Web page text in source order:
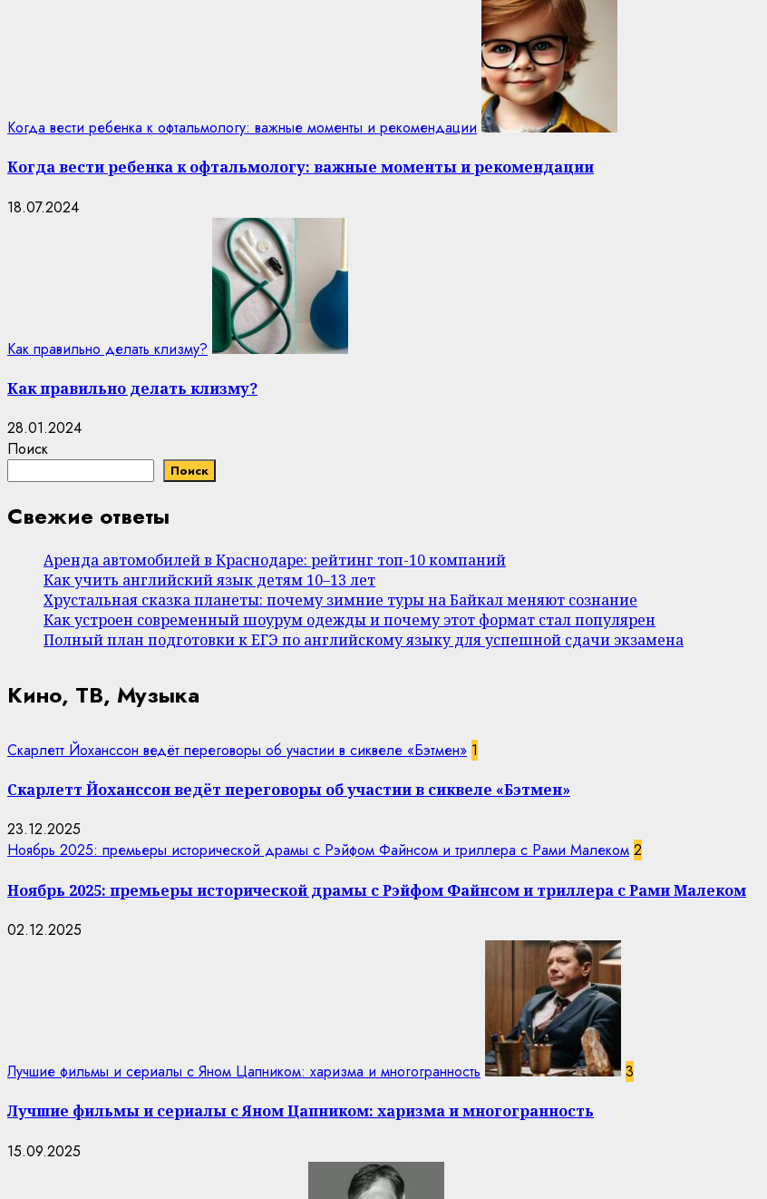
Когда вести ребенка к офтальмологу: важные моменты и рекомендации
Когда вести ребенка к офтальмологу: важные моменты и рекомендации
18.07.2024
Как правильно делать клизму?
Как правильно делать клизму?
28.01.2024
Поиск
Поиск
Свежие ответы
Аренда автомобилей в Краснодаре: рейтинг топ-10 компаний
Как учить английский язык детям 10–13 лет
Хрустальная сказка планеты: почему зимние туры на Байкал меняют сознание
Как устроен современный шоурум одежды и почему этот формат стал популярен
Полный план подготовки к ЕГЭ по английскому языку для успешной сдачи экзамена
Кино, ТВ, Музыка
Скарлетт Йоханссон ведёт переговоры об участии в сиквеле «Бэтмен» 1
Скарлетт Йоханссон ведёт переговоры об участии в сиквеле «Бэтмен»
23.12.2025
Ноябрь 2025: премьеры исторической драмы с Рэйфом Файнсом и триллера с Рами Малеком 2
Ноябрь 2025: премьеры исторической драмы с Рэйфом Файнсом и триллера с Рами Малеком
02.12.2025
Лучшие фильмы и сериалы с Яном Цапником: харизма и многогранность 3
Лучшие фильмы и сериалы с Яном Цапником: харизма и многогранность
15.09.2025